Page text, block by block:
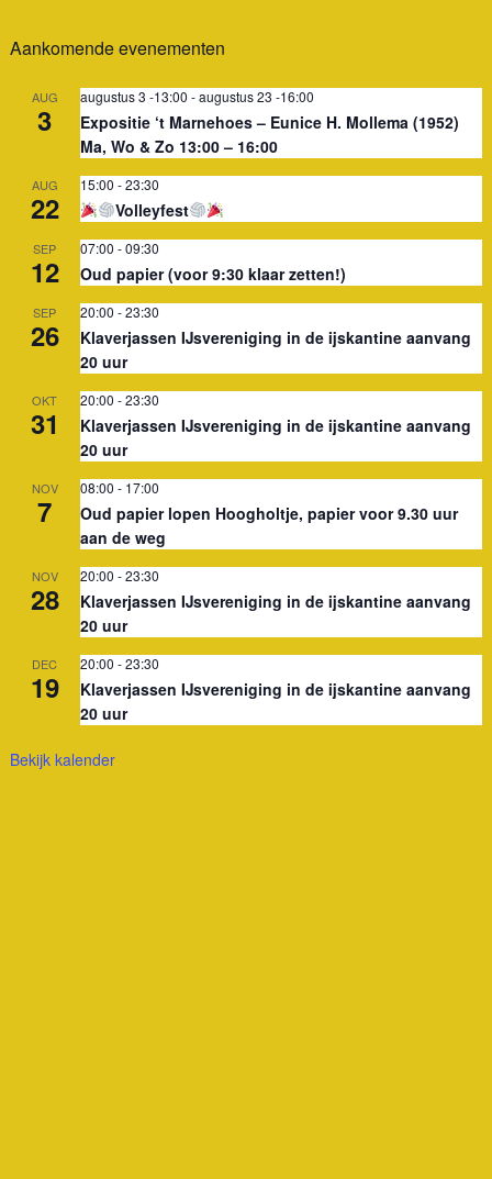
Aankomende evenementen
AUG
3
augustus 3 -13:00 -augustus 23 -16:00
Expositie ‘t Marnehoes – Eunice H. Mollema (1952)
Ma, Wo & Zo 13:00 – 16:00
AUG
22
15:00 -23:30
Volleyfest
SEP
12
07:00 -09:30
Oud papier (voor 9:30 klaar zetten!)
SEP
26
20:00 -23:30
Klaverjassen IJsvereniging in de ijskantine aanvang
20 uur
OKT
31
20:00 -23:30
Klaverjassen IJsvereniging in de ijskantine aanvang
20 uur
NOV
7
08:00 - 17:00
Oud papier lopen Hoogholtje, papier voor 9.30 uur
aan de weg
NOV
28
20:00 -23:30
Klaverjassen IJsvereniging in de ijskantine aanvang
20 uur
DEC
19
20:00 -23:30
Klaverjassen IJsvereniging in de ijskantine aanvang
20 uur
Bekijk kalender